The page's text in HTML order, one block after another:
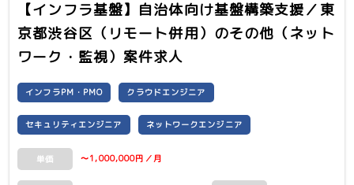
【インフラ基盤】自治体向け基盤構築支援／東
京都渋谷区（リモート併用） のその他（ネット
ワーク・監視）案件求人
インフラPM・PMO クラウドエンジニア
セキュリティエンジニア ネットワークエンジニア
単価 〜1,000,000円／月